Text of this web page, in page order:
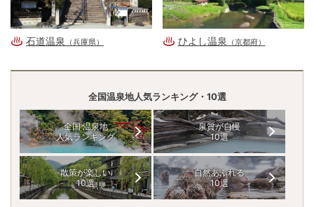
石道温泉 （兵庫県） ひよし温泉 （京都府）
全国温泉地人気ランキング・10選
全国 温泉地
人気ランキング
泉質が自慢
10選
散策が楽しい
10選
自然あふれる
10選